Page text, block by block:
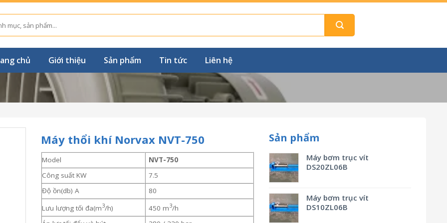
chủ Giới thiệu Sản phẩm Tin tức Liên hệ
Sản phẩm
Máy bơm trục vít
DS20ZL06B
Máy bơm trục vít
DS10ZL06B
Máy thổi khí Norvax NVT-750
Model
NVT-750
Công suất KW
7.5
Độ ồn(db) A
80
Lưu lượng tối đa(m3/h) 450 m3/h